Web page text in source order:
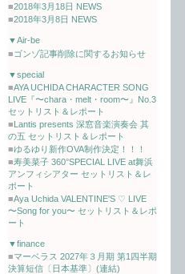
■2018年3月18日 NEWS
■2018年3月8日 NEWS
▼Air-be
■ゴンゾ記事削除に関するお知らせ
▼special
■AYA UCHIDA CHARACTER SONG
LIVE『〜chara・melt・room〜』No.3
セットリスト＆レポート
■Lantis presents 深窓音楽演奏会 其
の五 セットリスト＆レポート
■ゆるゆり新作OVA制作決定！！！
■寿美菜子 360°SPECIAL LIVE at舞浜
アンフィシアター セットリスト＆レ
ポート
■Aya Uchida VALENTINE'S ♡ LIVE
〜Song for you〜 セットリスト＆レポ
ート
▼finance
■マーベラス 2027年３月期 第1四半期
決算短信〔日本基準〕(連結)